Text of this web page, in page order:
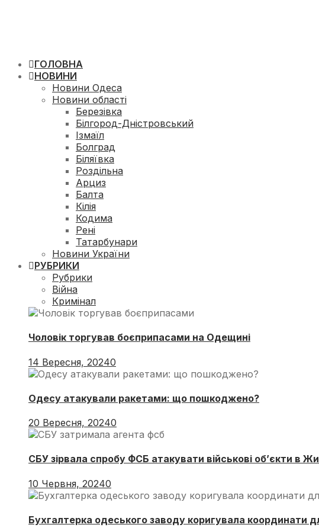
ГОЛОВНА
НОВИНИ
Новини Одеса
Новини області
Березівка
Білгород-Дністровський
Ізмаїл
Болград
Біляївка
Роздільна
Арциз
Балта
Кілія
Кодима
Рені
Татарбунари
Новини України
РУБРИКИ
Рубрики
Війна
Кримінал
Чоловік торгував боєприпасами на Одещині
14 Вересня, 20240
Одесу атакували ракетами: що пошкоджено?
20 Вересня, 20240
СБУ зірвала спробу ФСБ атакувати військові об’єкти в
10 Червня, 20240
Бухгалтерка одеського заводу коригувала координати